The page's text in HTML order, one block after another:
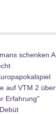
schenken
auf VTM 2
Erfahrung"